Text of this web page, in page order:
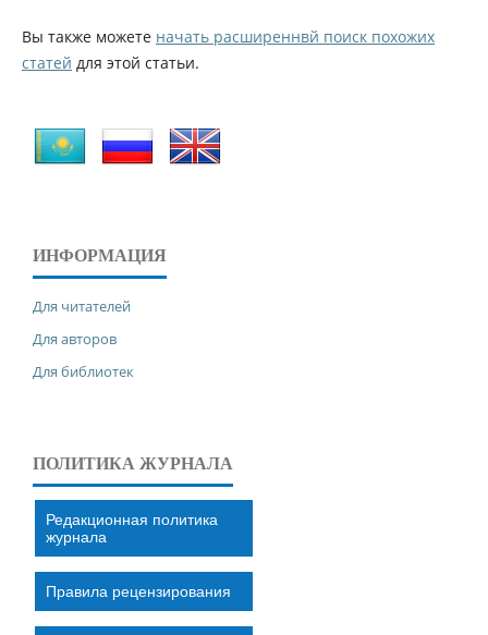
Вы также можете начать расширеннвй поиск похожих
статей для этой статьи.
ИНФОРМАЦИЯ
Для читателей
Для авторов
Для библиотек
ПОЛИТИКА ЖУРНАЛА
Редакционная политика
журнала
Правила рецензирования